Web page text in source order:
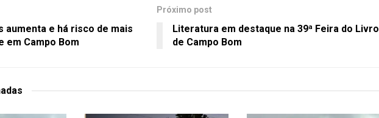
aumenta e há risco de mais
em Campo Bom
Próximo post
Literatura em destaque na 39ª Feira do Livro
de Campo Bom